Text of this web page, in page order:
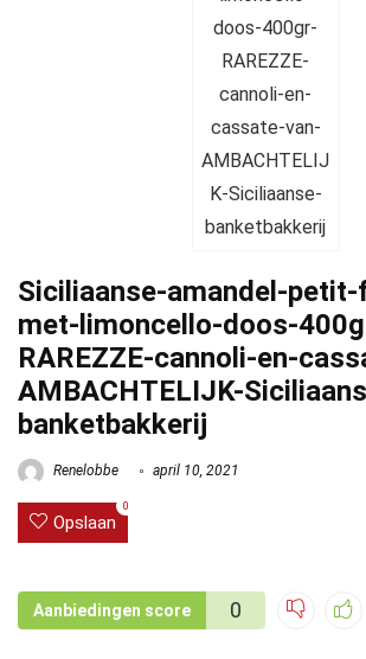
Siciliaanse-amandel-
met-limoncello-doos-
RAREZZE-cannoli-en-
AMBACHTELIJK-
banketbakkerij
Renelobbe april 10, 2021
Opslaan
0
Aanbiedingen score 0